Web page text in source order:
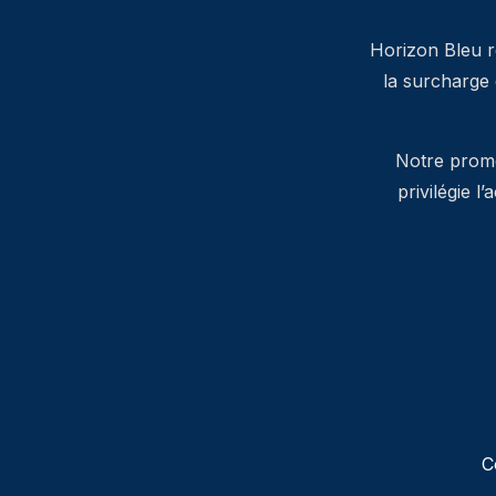
Horizon Bleu
la
Notre
privilégie